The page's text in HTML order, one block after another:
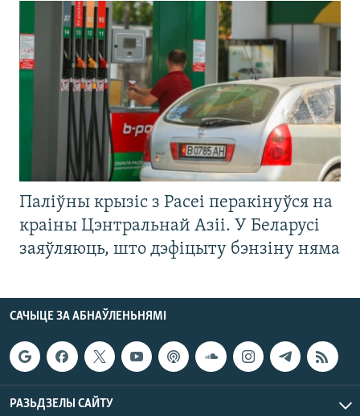
Паліўны крызіс з Расеі перакінуўся на
краіны Цэнтральнай Азіі. У Беларусі
заяўляюць, што дэфіцыту бэнзіну няма
САЧЫЦЕ ЗА АБНАЎЛЕНЬНЯМІ
РАЗЬДЗЕЛЫ САЙТУ